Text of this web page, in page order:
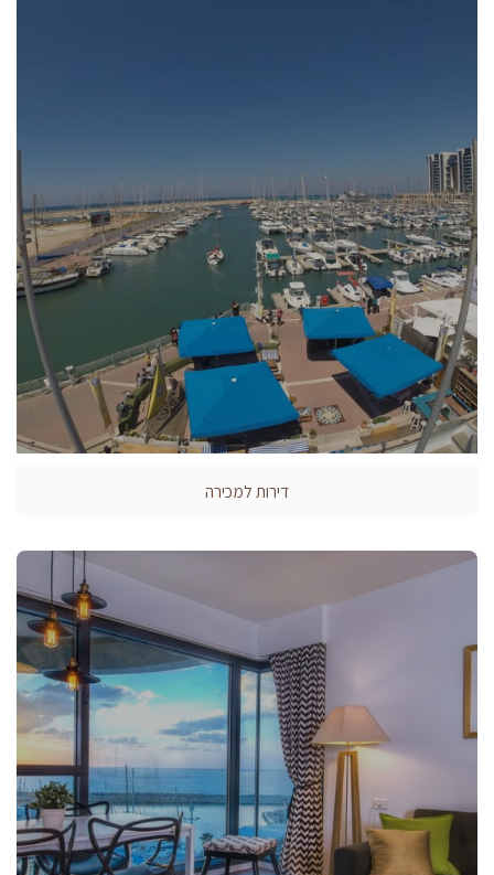
דירות למכירה